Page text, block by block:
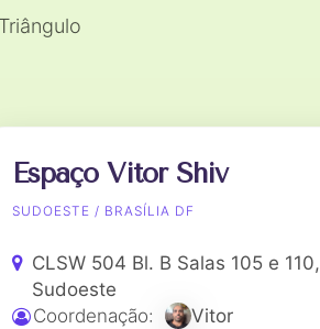
Espaço Vitor Shiv
SUDOESTE / BRASÍLIA DF
CLSW 504 Bl. B Salas 105 e 110,
Sudoeste
Coordenação:
Vitor